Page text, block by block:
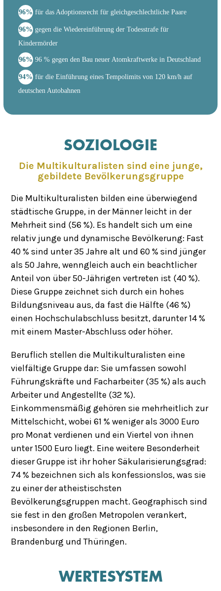
96% für das Adoptionsrecht für gleichgeschlechtliche Paare
96% gegen die Wiedereinführung der Todesstrafe für
Kindermörder
96% 96 % gegen den Bau neuer Atomkraftwerke in Deutschland
94% für die Einführung eines Tempolimits von 120 km/h auf
deutschen Autobahnen
SOZIOLOGIE
Die Multikulturalisten sind eine junge,
gebildete Bevölkerungsgruppe
Die Multikulturalisten bilden eine überwiegend
städtische Gruppe, in der Männer leicht in der
Mehrheit sind (56 %). Es handelt sich um eine
relativ junge und dynamische Bevölkerung: Fast
40 % sind unter 35 Jahre alt und 60 % sind jünger
als 50 Jahre, wenngleich auch ein beachtlicher
Anteil von über 50-Jährigen vertreten ist (40 %).
Diese Gruppe zeichnet sich durch ein hohes
Bildungsniveau aus, da fast die Hälfte (46 %)
einen Hochschulabschluss besitzt, darunter 14 %
mit einem Master-Abschluss oder höher.
Beruflich stellen die Multikulturalisten eine
vielfältige Gruppe dar: Sie umfassen sowohl
Führungskräfte und Facharbeiter (35 %) als auch
Arbeiter und Angestellte (32 %).
Einkommensmäßig gehören sie mehrheitlich zur
Mittelschicht, wobei 61 % weniger als 3000 Euro
pro Monat verdienen und ein Viertel von ihnen
unter 1500 Euro liegt. Eine weitere Besonderheit
dieser Gruppe ist ihr hoher Säkularisierungsgrad:
74 % bezeichnen sich als konfessionslos, was sie
zu einer der atheistischsten
Bevölkerungsgruppen macht. Geographisch sind
sie fest in den großen Metropolen verankert,
insbesondere in den Regionen Berlin,
Brandenburg und Thüringen.
WERTESYSTEM